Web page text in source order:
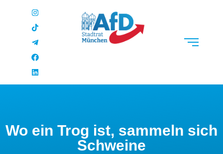
Wo ein Trog ist, sammeln sich
Schweine